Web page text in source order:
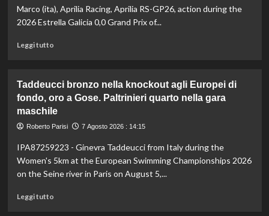
anche
ad
del
mondo
Marco (ita), Aprilia Racing, Aprilia RS-GP26, action during the
2026 Estrella Galicia 0,0 Grand Prix of...
Leggi tuttoLeggi
In
Gran
Bretagna
Bezzecchi
in
sella
ed
Taddeucci bronzo nella knockout agli Europei di
fondo, oro a Gose. Paltrinieri quarto nella gara
maschile
Roberto Parisi 7 Agosto 2026 : 14:15
IPA87259223 - Ginevra Taddeucci from Italy during the
Women's 5km at the European Swimming Championships 2026
on the Seine river in Paris on August 5,...
Leggi tuttoLeggi